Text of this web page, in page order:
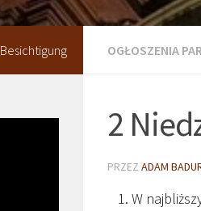
OGŁOSZENIA
2
PRZEZ ADAM
W
Besichtigung